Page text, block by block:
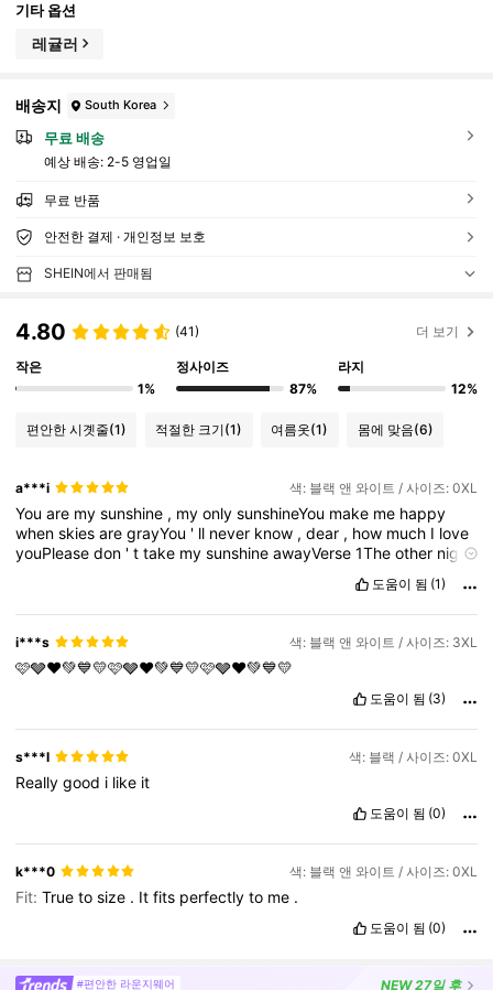
기타 옵션
레귤러
배송지 South Korea
무료 배송
예상 배송: 2-5 영업일
무료 반품
안전한 결제 · 개인정보 보호
SHEIN에서 판매됨
4.80 (41) 더 보기
작은
1%
정사이즈
87%
라지
12%
편안한 시곗줄(1) 적절한 크기(1) 여름옷(1) 몸에 맞음(6)
a***i 색: 블랙 앤 와이트 / 사이즈: 0XL
Youare mysunshine , myonlysunshineYou make me happy
whenskiesaregrayYou ' ll never know ,dear , how much I love
youPleasedon 'ttake mysunshineawayVerse1Theother night
도움이 됨 (1)
i***s 색: 블랙 앤 와이트 / 사이즈: 3XL
🩷🩶❤️💚💙💛🩷🩶❤️💚💙💛🩷🩶❤️💚💙💛
도움이 됨 (3)
s***l 색: 블랙 / 사이즈: 0XL
Reallygood i like it
도움이 됨 (0)
k***0 색: 블랙 앤 와이트 / 사이즈: 0XL
Fit:Truetosize . Itfits perfectlyto me .
도움이 됨 (0)
#편안한 라운지웨어 NEW27일 후